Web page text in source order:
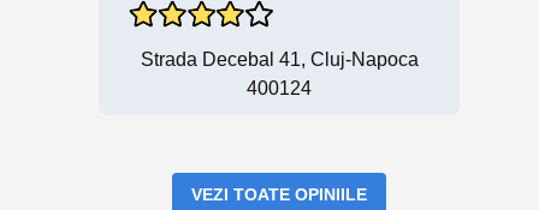
Strada Decebal 41, Cluj-Napoca
400124
VEZI TOATE OPINIILE